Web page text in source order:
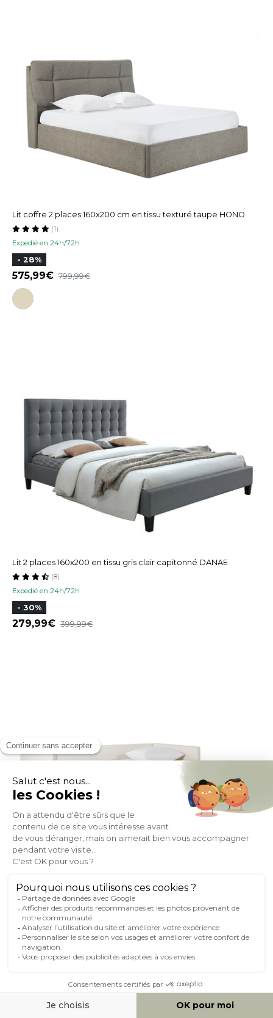
Lit coffre 2 places 160x200 cm en tissu texturé taupe HONO
Expedié en 24h/72h
(1)
- 28%
575,99 799,99
Lit 2 places 160x200 en tissu gris clair capitonné DANAE
Expedié en 24h/72h
(8)
- 30%
279,99 399,99
Lit gigogne blanc 90x190 cm ELIE
Expedié en 24h/72h
(2)
349,99